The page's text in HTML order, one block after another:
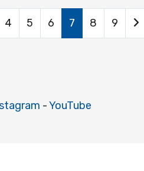
4 5 6 7 8 9
-YouTube